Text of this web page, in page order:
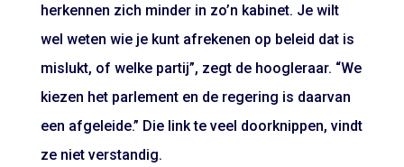
herkennen zich minder in zo’n kabinet. Je wilt
wel weten wie je kunt afrekenen op beleid dat is
mislukt, of welke partij”, zegt de hoogleraar. “We
kiezen het parlement en de regering is daarvan
een afgeleide.” Die link te veel doorknippen, vindt
ze niet verstandig.